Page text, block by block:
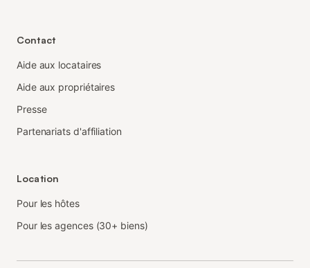
Contact
Aide aux locataires
Aide aux propriétaires
Presse
Partenariats d'affiliation
Location
Pour les hôtes
Pour les agences (30+ biens)